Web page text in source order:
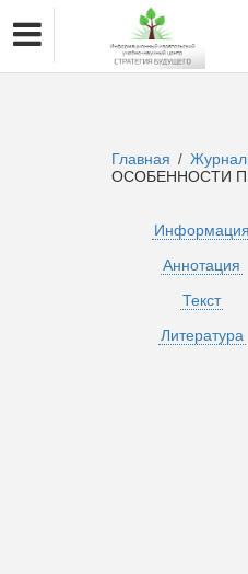
Главная /
ОСОБЕННОСТИ
Информация
Аннотация
Текст
Литература